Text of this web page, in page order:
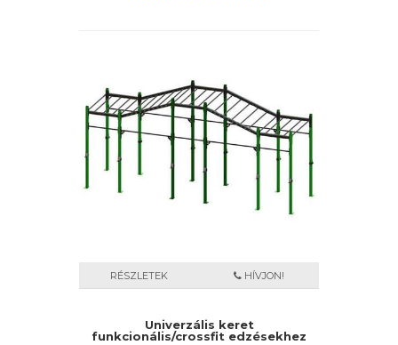
RÉSZLETEK HÍVJON!
Univerzális keret
funkcionális/crossfit edzésekhez